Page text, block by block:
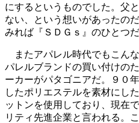
にするというものでした。父
ない、という想いがあったの
みれば『ＳＤＧｓ』のひとつ
またアパレル時代でもこん
パレルブランドの買い付けの
ーカーがパタゴニアだ。９０
したポリエステルを素材にし
ットンを使用しており、現在
リティ先進企業と言われる。